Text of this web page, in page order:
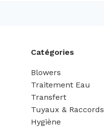
Catégories
Blowers
Traitement Eau
Transfert
Tuyaux & Raccords
Hygiène